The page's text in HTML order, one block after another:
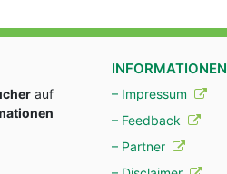
auf
INFORMATIONEN
– Impressum
– Feedback
– Partner